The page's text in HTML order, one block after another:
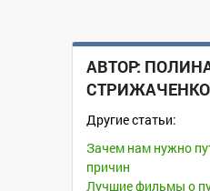
АВТОР:
СТРИЖАЧЕНКО
Другие статьи:
Зачем нам нужно
причин
Лучшие фильмы о